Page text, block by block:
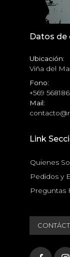
Datos
Ubicación:
Viña del
Fono:
+569
Mail:
Link
Quienes
Pedidos y
Preguntas